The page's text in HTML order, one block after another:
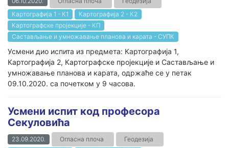
Картографија 1 - К1
Картографија 2 - К2
Картографске пројекције - КП
Састављање и умножавање планова и карата - СУПК
Усмени дио испита из предмета: Картографија 1,
Картографија 2, Картографске пројекције и Састављање и
умножавање планова и карата, одржаће се у петак
09.10.2020. са почетком у 9 часова.
Усмени испит код професора
Секуловића
23.09.2020. Огласна плоча
Геодезија